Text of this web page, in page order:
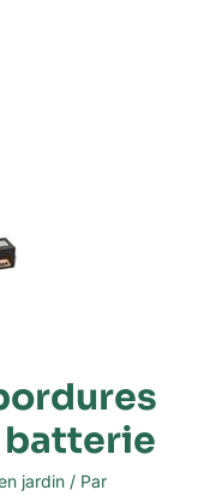
batterie
jardin/ Par